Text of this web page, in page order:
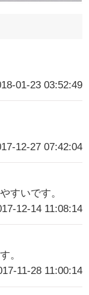
01-23 03:52:49
12-27 07:42:04
すいです。
12-14 11:08:14
。
11-28 11:00:14